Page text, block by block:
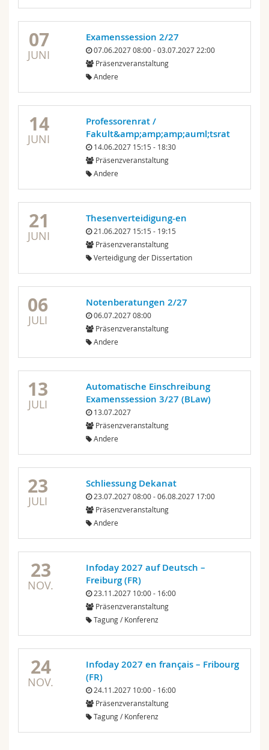
07
JUNI
Examenssession 2/27
07.06.2027 08:00 - 03.07.2027 22:00
Präsenzveranstaltung
Andere
14
JUNI
Professorenrat /
Fakult&amp;amp;amp;auml;tsrat
14.06.2027 15:15 - 18:30
Präsenzveranstaltung
Andere
21
JUNI
Thesenverteidigung-en
21.06.2027 15:15 - 19:15
Präsenzveranstaltung
Verteidigung der Dissertation
06
JULI
Notenberatungen 2/27
06.07.2027 08:00
Präsenzveranstaltung
Andere
13
JULI
Automatische Einschreibung
Examenssession 3/27 (BLaw)
13.07.2027
Präsenzveranstaltung
Andere
23
JULI
Schliessung Dekanat
23.07.2027 08:00 - 06.08.2027 17:00
Präsenzveranstaltung
Andere
23
NOV.
Infoday 2027 auf Deutsch –
Freiburg (FR)
23.11.2027 10:00 - 16:00
Präsenzveranstaltung
Tagung / Konferenz
24
NOV.
Infoday 2027 en français – Fribourg
(FR)
24.11.2027 10:00 - 16:00
Präsenzveranstaltung
Tagung / Konferenz